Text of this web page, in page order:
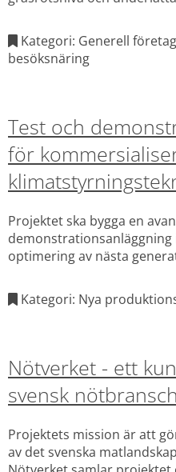
utvecklingsprocessen.
Kategori: Generell
besöksnäring
Test och
för
Projektet ska bygga en
optimering av nästa
och kundanpassningar
klimatstyrning och
Kategori: Nya
Nötverket - ett
svensk nötbransch
Projektets mission är att
av det svenska